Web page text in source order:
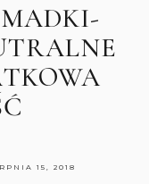
15, 2018